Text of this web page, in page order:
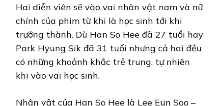
Hai diễn viên sẽ vào vai nhân vật nam và nữ
chính của phim từ khi là học sinh tới khi
trưởng thành. Dù Han So Hee đã 27 tuổi hay
Park Hyung Sik đã 31 tuổi nhưng cả hai đều
có những khoảnh khắc trẻ trung, tự nhiên
khi vào vai học sinh.
Nhân vật của Han So Hee là Lee Eun Soo –